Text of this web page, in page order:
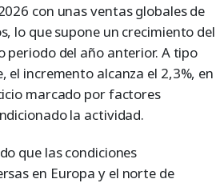
con unas ventas globales de
lo que supone un crecimiento del
periodo del año anterior. A tipo
el incremento alcanza el 2,3%, en
marcado por factores
la actividad.
que las condiciones
en Europa y el norte de